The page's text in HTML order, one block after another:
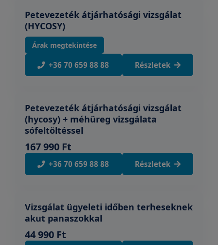
Petevezeték átjárhatósági vizsgálat
(HYCOSY)
Árak megtekintése
+36 70 659 88 88 Részletek
Petevezeték átjárhatósági vizsgálat
(hycosy) + méhüreg vizsgálata
sófeltöltéssel
167 990 Ft
+36 70 659 88 88 Részletek
Vizsgálat ügyeleti időben terheseknek
akut panaszokkal
44 990 Ft